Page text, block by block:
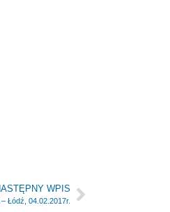
WPIS
Łódź, 04.02.2017r.